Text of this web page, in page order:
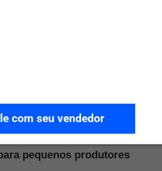
com seu vendedor
renovável.
renovável para as empresas maiores.
distribuída podem trazer enormes
o custo da energia para a
e, sobretudo, socialmente justa.” Assim,
produtoresse enquadre nesse conceito.
pequenos produtores